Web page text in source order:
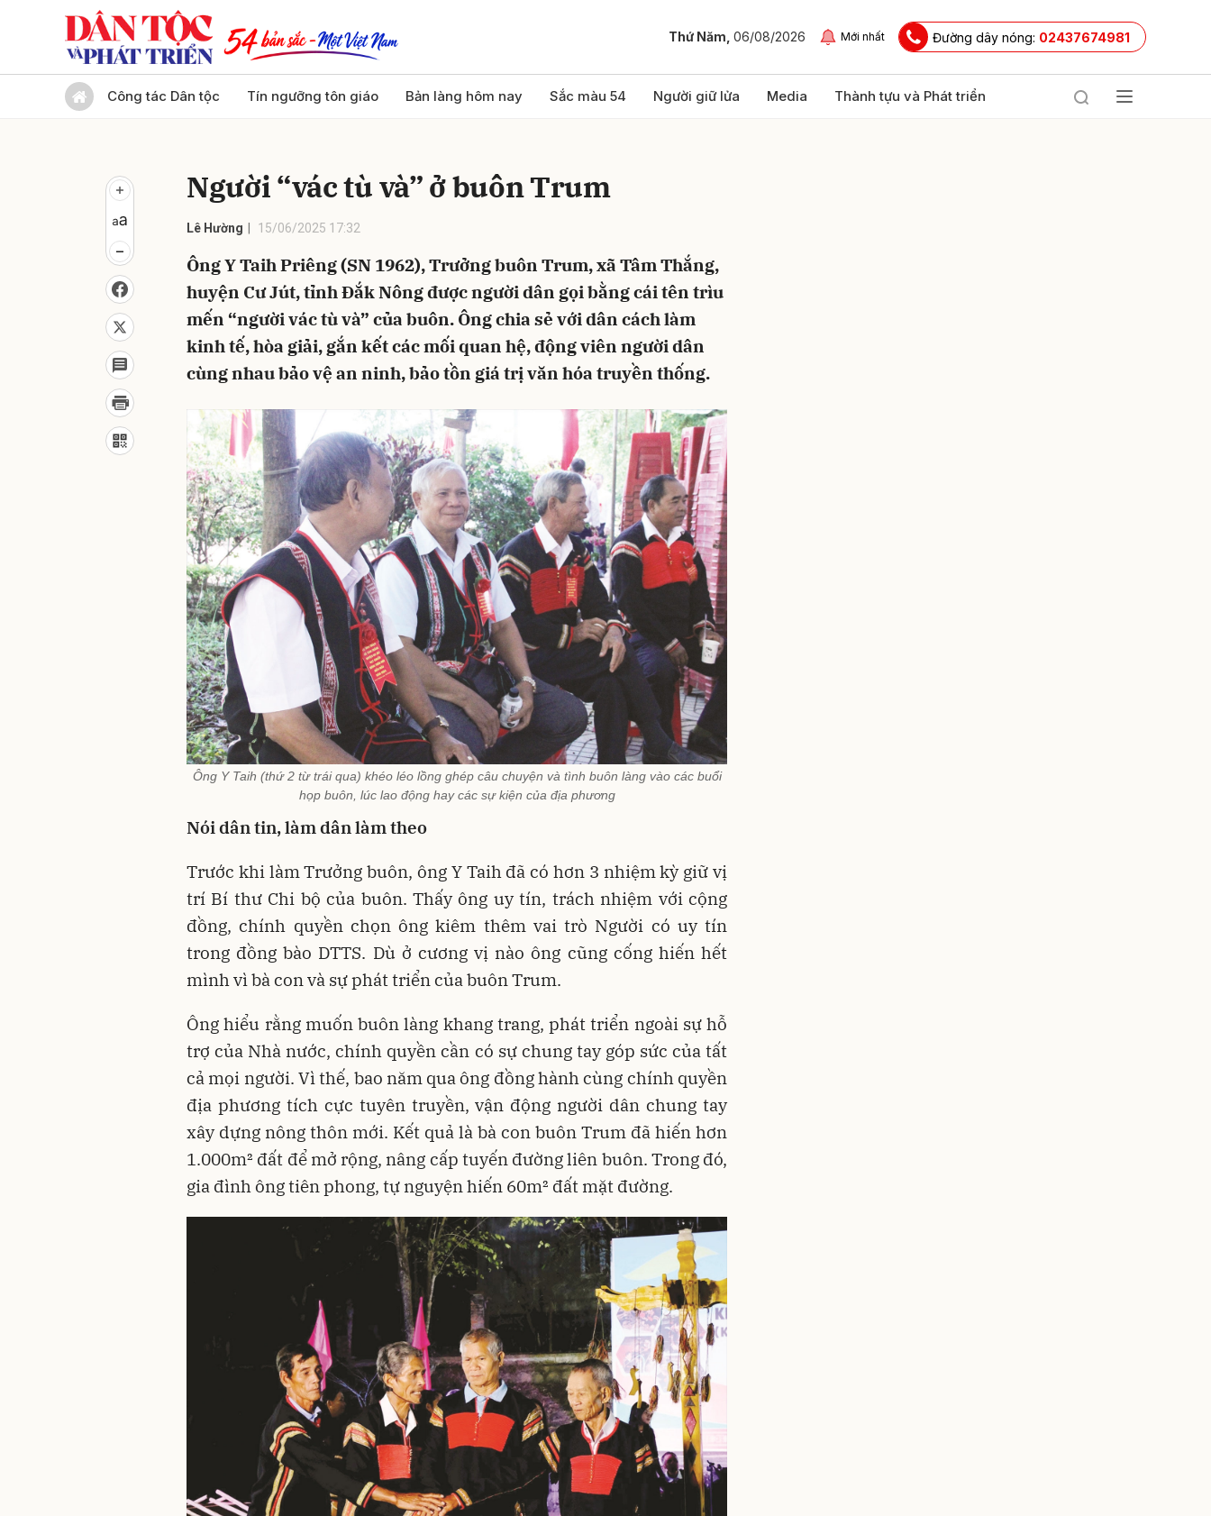
Thứ Năm, 06/08/2026 Mới nhất Đường dây nóng: 02437674981
Công tác Dân tộc Tín ngưỡng tôn giáo Bản làng hôm nay Sắc màu 54 Người giữ lửa Media Thành tựu và Phát triển
Người “vác tù và” ở buôn Trum
Lê Hường 15/06/2025 17:32
Ông Y Taih Priêng (SN 1962), Trưởng buôn Trum, xã Tâm Thắng,
huyện Cư Jút, tỉnh Đắk Nông được người dân gọi bằng cái tên trìu
mến “người vác tù và” của buôn. Ông chia sẻ với dân cách làm
kinh tế, hòa giải, gắn kết các mối quan hệ, động viên người dân
cùng nhau bảo vệ an ninh, bảo tồn giá trị văn hóa truyền thống.
Ông Y Taih (thứ 2 từ trái qua) khéo léo lồng ghép câu chuyện và tình buôn làng vào các buổi
họp buôn, lúc lao động hay các sự kiện của địa phương
Nói dân tin, làm dân làm theo
Trước khi làm Trưởng buôn, ông Y Taih đã có hơn 3 nhiệm kỳ giữ vị
trí Bí thư Chi bộ của buôn. Thấy ông uy tín, trách nhiệm với cộng
đồng, chính quyền chọn ông kiêm thêm vai trò Người có uy tín
trong đồng bào DTTS. Dù ở cương vị nào ông cũng cống hiến hết
mình vì bà con và sự phát triển của buôn Trum.
Ông hiểu rằng muốn buôn làng khang trang, phát triển ngoài sự hỗ
trợ của Nhà nước, chính quyền cần có sự chung tay góp sức của tất
cả mọi người. Vì thế, bao năm qua ông đồng hành cùng chính quyền
địa phương tích cực tuyên truyền, vận động người dân chung tay
xây dựng nông thôn mới. Kết quả là bà con buôn Trum đã hiến hơn
1.000m² đất để mở rộng, nâng cấp tuyến đường liên buôn. Trong đó,
gia đình ông tiên phong, tự nguyện hiến 60m² đất mặt đường.
Gửi bình luận
Hủy